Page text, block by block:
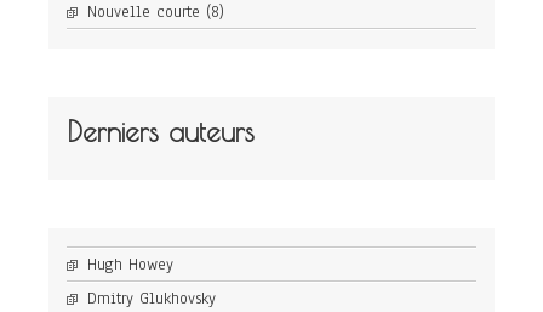
Nouvelle courte (8)
Derniers auteurs
Hugh Howey
Dmitry Glukhovsky